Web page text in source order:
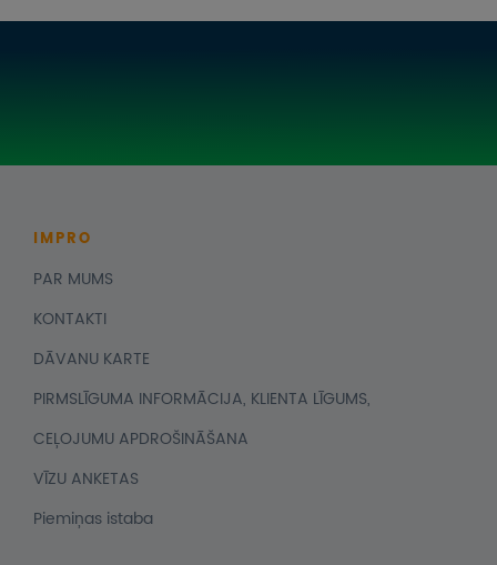
IMPRO
PAR MUMS
KONTAKTI
DĀVANU KARTE
PIRMSLĪGUMA INFORMĀCIJA, KLIENTA LĪGUMS,
CEĻOJUMU APDROŠINĀŠANA
VĪZU ANKETAS
Piemiņas istaba